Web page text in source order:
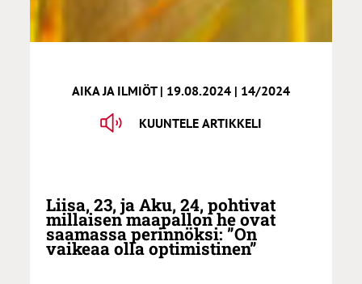
AIKA JA ILMIÖT | 19.08.2024 | 14/2024
KUUNTELE ARTIKKELI
Liisa, 23, ja Aku, 24, pohtivat
millaisen maapallon he ovat
saamassa perinnöksi: ”On
vaikeaa olla optimistinen”